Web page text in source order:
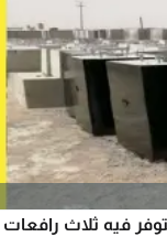
للبيع المساحة 7000 متر متوفر فيه ثلاث رافعات